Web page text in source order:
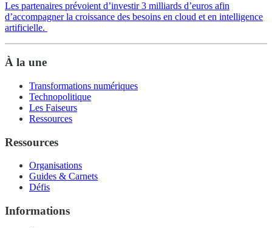
Les partenaires prévoient d’investir 3 milliards d’euros afin
d’accompagner la croissance des besoins en cloud et en intelligence
artificielle.
À la une
Transformations numériques
Technopolitique
Les Faiseurs
Ressources
Ressources
Organisations
Guides & Carnets
Défis
Informations